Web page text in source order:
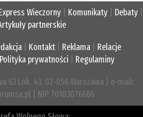
Wieczorny Komunikaty Debaty
partnerskie
Kontakt Reklama
Relacje
Polityka prywatności Regulaminy
63 Lok. 43, 02-056 Warszawa | e-mail:
| NIP 70103076666